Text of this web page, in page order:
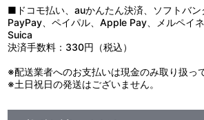
1：Ｔｈｅ ｍａｋｉｎｇ ｏｆ『ＪＡＰＡ
７－２０１８ ＴＯＫＹＯ ＤＩＶＥ』
2：Ｔｈｅ ｍａｋｉｎｇ ｏｆ『ＡＳＩＡ
８ ＴＯＫＹＯ ＤＩＶＥ』
3：『ＴＯＫＹＯ ＤＩＶＥ ＴＯＵＲ』Ｔ
ＴＩＮＧ
■ドコモ払い、auかんたん決済、ソフトバン
PayPay、ペイパル、Apple Pay、メルペイ
Suica
決済手数料：330円（税込）
※配送業者へのお支払いは現金のみ取り扱っ
※土日祝日の発送はございません。